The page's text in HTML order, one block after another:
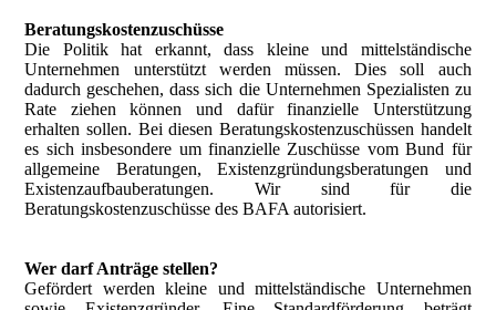
Beratungskostenzuschüsse
Die Politik hat erkannt, dass kleine und mittelständische
Unternehmen unterstützt werden müssen. Dies soll auch
dadurch geschehen, dass sich die Unternehmen Spezialisten zu
Rate ziehen können und dafür finanzielle Unterstützung
erhalten sollen. Bei diesen Beratungskostenzuschüssen handelt
es sich insbesondere um finanzielle Zuschüsse vom Bund für
allgemeine Beratungen, Existenzgründungsberatungen und
Existenzaufbauberatungen. Wir sind für die
Beratungskostenzuschüsse des BAFA autorisiert.
Wer darf Anträge stellen?
Gefördert werden kleine und mittelständische Unternehmen